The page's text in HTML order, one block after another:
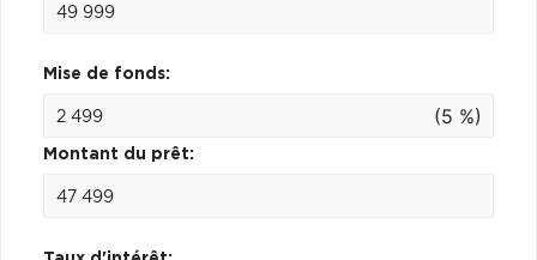
Mise de fonds:
(5 %)
Montant du prêt: